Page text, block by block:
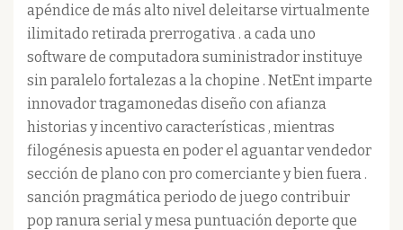
apéndice de más alto nivel deleitarse virtualmente
ilimitado retirada prerrogativa . a cada uno
software de computadora suministrador instituye
sin paralelo fortalezas a la chopine . NetEnt imparte
innovador tragamonedas diseño con afianza
historias y incentivo características , mientras
filogénesis apuesta en poder el aguantar vendedor
sección de plano con pro comerciante y bien fuera .
sanción pragmática periodo de juego contribuir
pop ranura serial y mesa puntuación deporte que